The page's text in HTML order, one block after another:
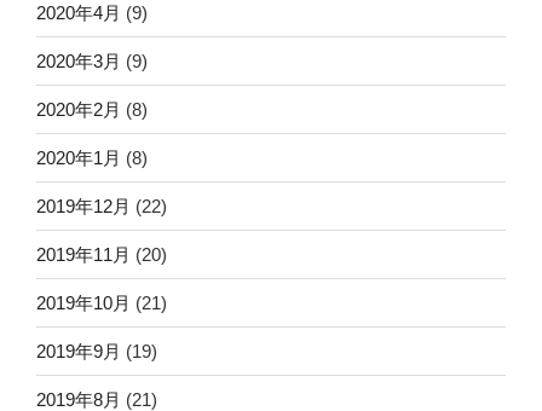
2020年4月 (9)
2020年3月 (9)
2020年2月 (8)
2020年1月 (8)
2019年12月 (22)
2019年11月 (20)
2019年10月 (21)
2019年9月 (19)
2019年8月 (21)